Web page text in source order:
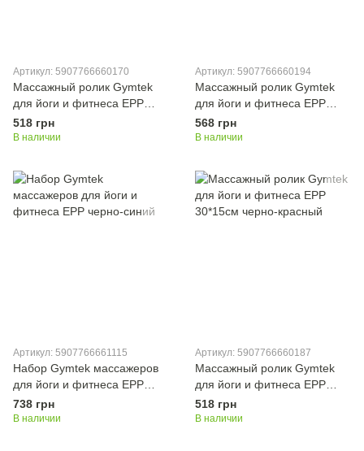
Артикул: 5907766660170
Массажный ролик Gymtek
для йоги и фитнеса ЕРР
30*15 см черно-синий
518 грн
В наличии
Артикул: 5907766660194
Массажный ролик Gymtek
для йоги и фитнеса ЕРР
30*15 см черно-зеленый
568 грн
В наличии
Артикул: 5907766661115
Набор Gymtek массажеров
для йоги и фитнеса ЕРР
черно-синий
738 грн
В наличии
Артикул: 5907766660187
Массажный ролик Gymtek
для йоги и фитнеса EPP
30*15см черно-красный
518 грн
В наличии